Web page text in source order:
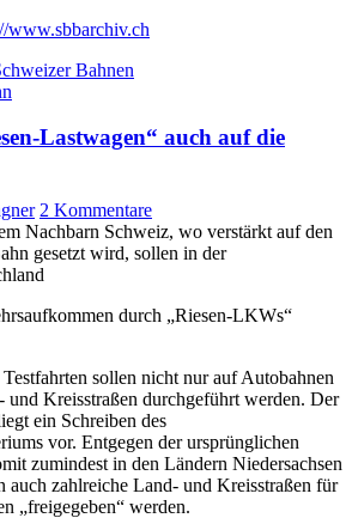
www.sbbarchiv.ch
Bahnen
Lastwagen“ auch auf die
2 Kommentare
Nachbarn Schweiz, wo verstärkt auf den
gesetzt wird, sollen in der
durch „Riesen-LKWs“
sollen nicht nur auf Autobahnen
und Kreisstraßen durchgeführt werden. Der
ein Schreiben des
vor. Entgegen der ursprünglichen
zumindest in den Ländern Niedersachsen
auch zahlreiche Land- und Kreisstraßen für
„freigegeben“ werden.